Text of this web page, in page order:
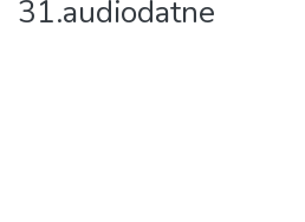
31.audiodatne